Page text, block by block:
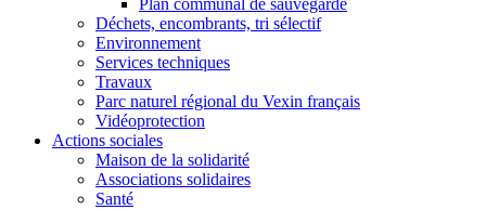
Plan communal de sauvegarde
Déchets, encombrants, tri sélectif
Environnement
Services techniques
Travaux
Parc naturel régional du Vexin français
Vidéoprotection
Actions sociales
Maison de la solidarité
Associations solidaires
Santé